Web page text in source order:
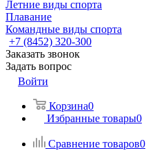
Летние виды спорта
Плавание
Командные виды спорта
+7 (8452) 320-300
Заказать звонок
Задать вопрос
Войти
Корзина0
Избранные товары0
Сравнение товаров0